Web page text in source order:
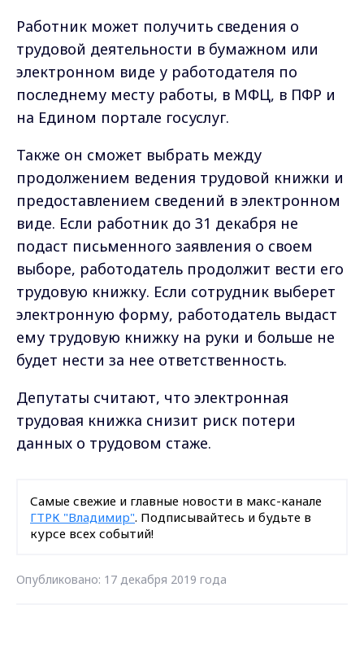
Работник может получить сведения о
трудовой деятельности в бумажном или
электронном виде у работодателя по
последнему месту работы, в МФЦ, в ПФР и
на Едином портале госуслуг.
Также он сможет выбрать между
продолжением ведения трудовой книжки и
предоставлением сведений в электронном
виде. Если работник до 31 декабря не
подаст письменного заявления о своем
выборе, работодатель продолжит вести его
трудовую книжку. Если сотрудник выберет
электронную форму, работодатель выдаст
ему трудовую книжку на руки и больше не
будет нести за нее ответственность.
Депутаты считают, что электронная
трудовая книжка снизит риск потери
данных о трудовом стаже.
Самые свежие и главные новости в макс-канале
ГТРК "Владимир". Подписывайтесь и будьте в
курсе всех событий!
Опубликовано: 17 декабря 2019 года